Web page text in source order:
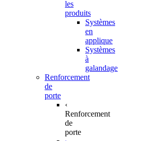
les
produits
Systèmes
en
applique
Systèmes
à
galandage
Renforcement
de
porte
‹
Renforcement
de
porte